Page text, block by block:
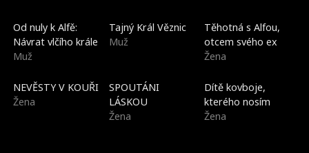
Od nuly k Alfě:
Návrat vlčího krále
Muž
Tajný Král Věznic
Muž
Těhotná s Alfou,
otcem svého ex
Žena
Dabované
NEVĚSTY V KOUŘI
Žena
SPOUTÁNI
LÁSKOU
Žena
Dítě kovboje,
kterého nosím
Žena